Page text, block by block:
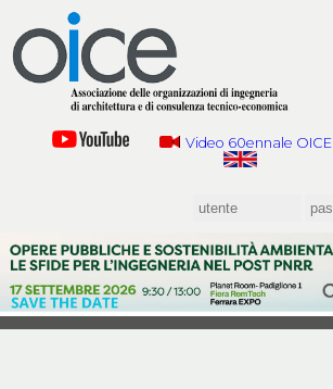
Video 60ennale OICE